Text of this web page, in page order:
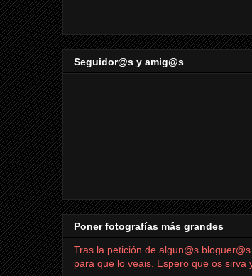
Seguidor@s y amig@s
Poner fotografías más grandes
Tras la petición de algun@s bloguer@s
para que lo veais. Espero que os sirva